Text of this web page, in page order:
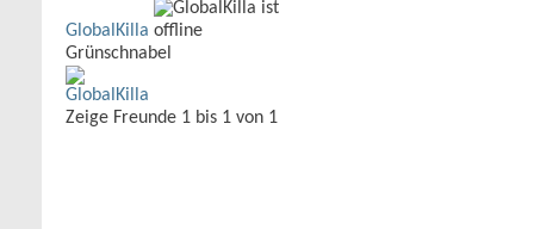
GlobalKilla
Grünschnabel
Zeige Freunde 1 bis 1 von 1